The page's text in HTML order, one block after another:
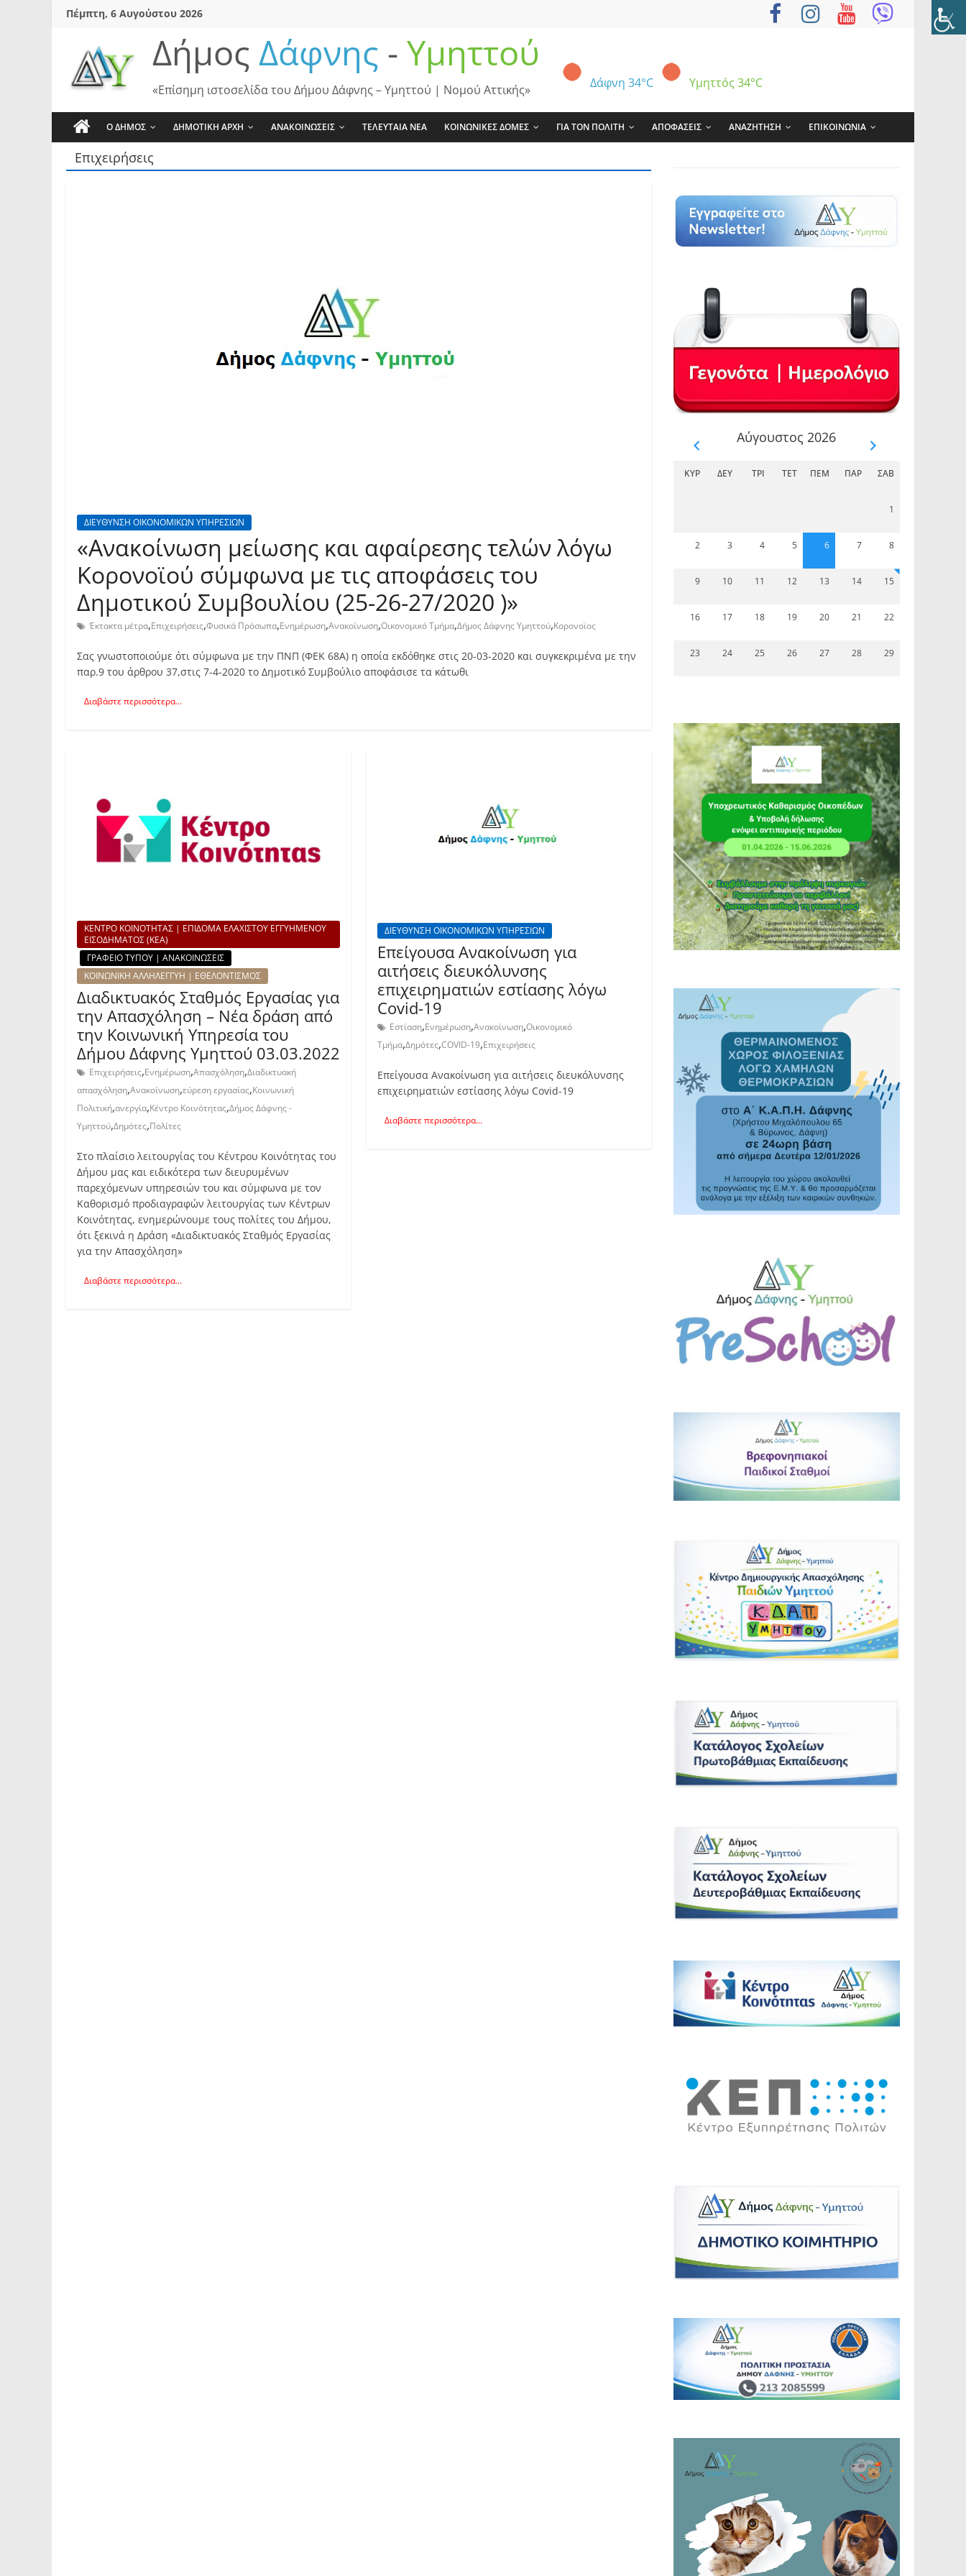
SkipΠέμπτη, 6 Αυγούστου 2026
Δήμος Δάφνης - Υμηττού
Δάφνη 34°C Υμηττός 34°C
«Επίσημη ιστοσελίδα του Δήμου Δάφνης – Υμηττού | Νομού Αττικής»
Ο ΔΗΜΟΣ ΔΗΜΟΤΙΚΗ ΑΡΧΗ ΑΝΑΚΟΙΝΩΣΕΙΣ ΤΕΛΕΥΤΑΙΑ ΝΕΑ ΚΟΙΝΩΝΙΚΕΣ ΔΟΜΕΣ ΓΙΑ ΤΟΝ ΠΟΛΙΤΗ ΑΠΟΦΑΣΕΙΣ ΑΝΑΖΗΤΗΣΗ ΕΠΙΚΟΙΝΩΝΙΑ
Επιχειρήσεις
ΔΙΕΥΘΥΝΣΗ ΟΙΚΟΝΟΜΙΚΩΝ ΥΠΗΡΕΣΙΩΝ
«Ανακοίνωση μείωσης και αφαίρεσης τελών λόγω
Κορονοϊού σύμφωνα με τις αποφάσεις του
Δημοτικού Συμβουλίου (25-26-27/2020 )»
Έκτακτα μέτρα,Επιχειρήσεις,Φυσικά Πρόσωπα,Ενημέρωση,Ανακοίνωση,Οικονομικό Τμήμα,Δήμος Δάφνης Υμηττού,Κορονοϊος
Σας γνωστοποιούμε ότι σύμφωνα με την ΠΝΠ (ΦΕΚ 68Α) η οποία εκδόθηκε στις 20-03-2020 και συγκεκριμένα με την
παρ.9 του άρθρου 37,στις 7-4-2020 το Δημοτικό Συμβούλιο αποφάσισε τα κάτωθι
Διαβάστε περισσότερα...
ΚΕΝΤΡΟ ΚΟΙΝΟΤΗΤΑΣ | ΕΠΙΔΟΜΑ ΕΛΑΧΙΣΤΟΥ ΕΓΓΥΗΜΕΝΟΥ
ΕΙΣΟΔΗΜΑΤΟΣ (ΚΕΑ)
ΓΡΑΦΕΙΟ ΤΥΠΟΥ | ΑΝΑΚΟΙΝΩΣΕΙΣ
ΚΟΙΝΩΝΙΚΗ ΑΛΛΗΛΕΓΓΥΗ | ΕΘΕΛΟΝΤΙΣΜΟΣ
Διαδικτυακός Σταθμός Εργασίας για
την Απασχόληση – Νέα δράση από
την Κοινωνική Υπηρεσία του
Δήμου Δάφνης Υμηττού 03.03.2022
Επιχειρήσεις,Ενημέρωση,Απασχόληση,Διαδικτυακή
απασχόληση,Ανακοίνωση,εύρεση εργασίας,Κοινωνική
Πολιτική,ανεργία,Κέντρο Κοινότητας,Δήμος Δάφνης -
Υμηττού,Δημότες,Πολίτες
Στο πλαίσιο λειτουργίας του Κέντρου Κοινότητας του
Δήμου μας και ειδικότερα των διευρυμένων
παρεχόμενων υπηρεσιών του και σύμφωνα με τον
Καθορισμό προδιαγραφών λειτουργίας των Κέντρων
Κοινότητας, ενημερώνουμε τους πολίτες του Δήμου,
ότι ξεκινά η Δράση «Διαδικτυακός Σταθμός Εργασίας
για την Απασχόληση»
Διαβάστε περισσότερα...
ΔΙΕΥΘΥΝΣΗ ΟΙΚΟΝΟΜΙΚΩΝ ΥΠΗΡΕΣΙΩΝ
Επείγουσα Ανακοίνωση για
αιτήσεις διευκόλυνσης
επιχειρηματιών εστίασης λόγω
Covid-19
Εστίαση,Ενημέρωση,Ανακοίνωση,Οικονομικό
Τμήμα,Δημότες,COVID-19,Επιχειρήσεις
Επείγουσα Ανακοίνωση για αιτήσεις διευκόλυνσης
επιχειρηματιών εστίασης λόγω Covid-19
Διαβάστε περισσότερα...
Αύγουστος 2026
ΚΥΡ ΔΕΥ ΤΡΊ ΤΕΤ ΠΈΜ ΠΑΡ ΣΆΒ
1
2 3 4 5 6 7 8
9 10 11 12 13 14 15
16 17 18 19 20 21 22
23 24 25 26 27 28 29